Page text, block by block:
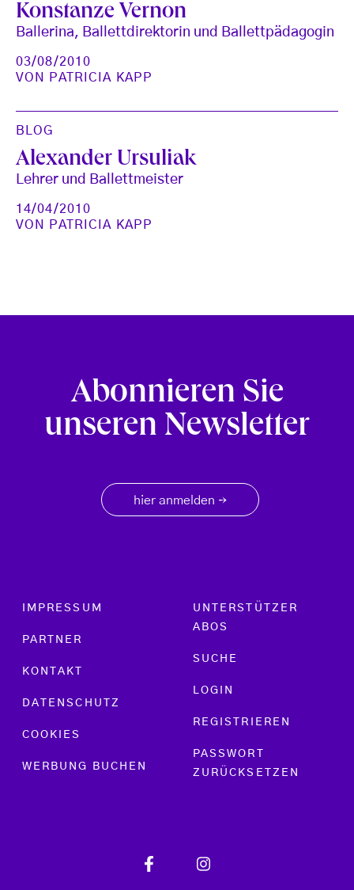
Konstanze Vernon
Ballerina, Ballettdirektorin und Ballettpädagogin
03/08/2010
VON
PATRICIA KAPP
BLOG
Alexander Ursuliak
Lehrer und Ballettmeister
14/04/2010
VON
PATRICIA KAPP
Abonnieren Sie
unseren Newsletter
hier anmelden →
Footer menu
IMPRESSUM
PARTNER
KONTAKT
DATENSCHUTZ
COOKIES
WERBUNG BUCHEN
UNTERSTÜTZER
ABOS
SUCHE
LOGIN
REGISTRIEREN
PASSWORT
ZURÜCKSETZEN